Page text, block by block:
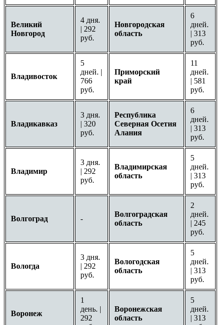
Великий
Новгород
4 дня.
| 292
руб.
Новгородская
область
6
дней.
| 313
руб.
Владивосток
5
дней. |
766
руб.
Приморский
край
11
дней.
| 581
руб.
Владикавказ
3 дня.
| 320
руб.
Республика
Северная Осетия
Алания
6
дней.
| 313
руб.
Владимир
3 дня.
| 292
руб.
Владимирская
область
5
дней.
| 313
руб.
Волгоград -
Волгоградская
область
2
дней.
| 245
руб.
Вологда
3 дня.
| 292
руб.
Вологодская
область
5
дней.
| 313
руб.
Воронеж
1
день. |
292
Воронежская
область
5
дней.
| 313